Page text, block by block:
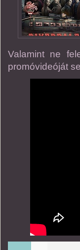
Valamint ne
promóvideóját